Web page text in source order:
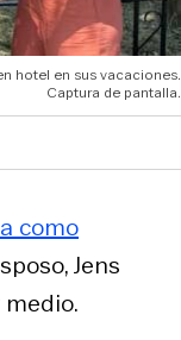
hotel en sus vacaciones.
Captura de pantalla.
como
Jens